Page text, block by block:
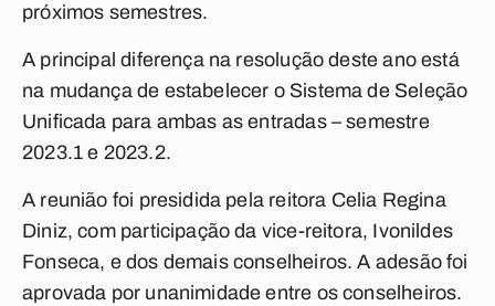
próximos semestres.
A principal diferença na resolução deste ano está
na mudança de estabelecer o Sistema de Seleção
Unificada para ambas as entradas – semestre
2023.1 e 2023.2.
A reunião foi presidida pela reitora Celia Regina
Diniz, com participação da vice-reitora, Ivonildes
Fonseca, e dos demais conselheiros. A adesão foi
aprovada por unanimidade entre os conselheiros.